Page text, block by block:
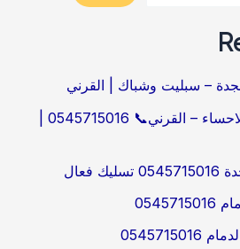
– سبليت وشباك | القرني